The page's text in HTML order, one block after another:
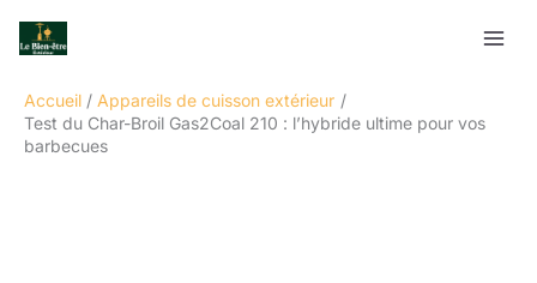
Accueil
Appareils de cuisson extérieur
Test du Char-Broil Gas2Coal 210 : l’hybride ultime pour vos
barbecues